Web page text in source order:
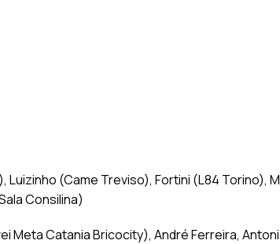
(Came Treviso), Fortini (L84 Torino),
Consilina)
Meta Catania Bricocity), André Ferreira,